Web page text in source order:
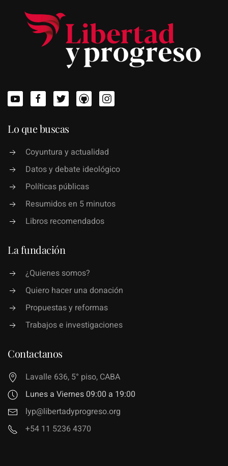
Lo que buscas
Coyuntura y actualidad
Datos y debate ideológico
Políticas públicas
Resumidos en 5 minutos
Libros recomendados
La fundación
¿Quienes somos?
Quiero hacer una donación
Propuestas y reformas
Trabajos e investigaciones
Contactanos
Lavalle 636, 5° piso, CABA
Lunes a Viernes 09:00 a 19:00
lyp@libertadyprogreso.org
+54 11 5236 4370